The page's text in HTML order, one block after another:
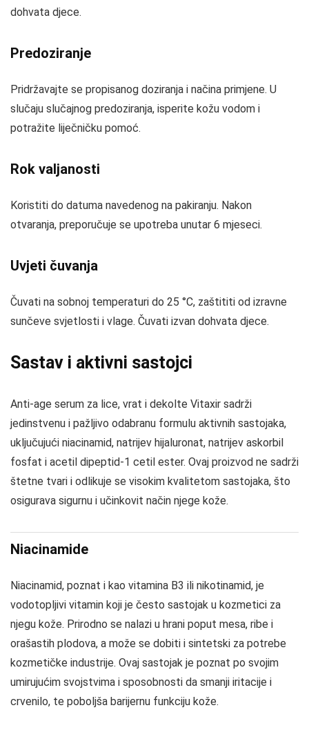
dohvata djece.
Predoziranje
Pridržavajte se propisanog doziranja i načina primjene. U
slučaju slučajnog predoziranja, isperite kožu vodom i
potražite liječničku pomoć.
Rok valjanosti
Koristiti do datuma navedenog na pakiranju. Nakon
otvaranja, preporučuje se upotreba unutar 6 mjeseci.
Uvjeti čuvanja
Čuvati na sobnoj temperaturi do 25 °C, zaštititi od izravne
sunčeve svjetlosti i vlage. Čuvati izvan dohvata djece.
Sastav i aktivni sastojci
Anti-age serum za lice, vrat i dekolte Vitaxir sadrži
jedinstvenu i pažljivo odabranu formulu aktivnih sastojaka,
uključujući niacinamid, natrijev hijaluronat, natrijev askorbil
fosfat i acetil dipeptid-1 cetil ester. Ovaj proizvod ne sadrži
štetne tvari i odlikuje se visokim kvalitetom sastojaka, što
osigurava sigurnu i učinkovit način njege kože.
Niacinamide
Niacinamid, poznat i kao vitamina B3 ili nikotinamid, je
vodotopljivi vitamin koji je često sastojak u kozmetici za
njegu kože. Prirodno se nalazi u hrani poput mesa, ribe i
orašastih plodova, a može se dobiti i sintetski za potrebe
kozmetičke industrije. Ovaj sastojak je poznat po svojim
umirujućim svojstvima i sposobnosti da smanji iritacije i
crvenilo, te poboljša barijernu funkciju kože.